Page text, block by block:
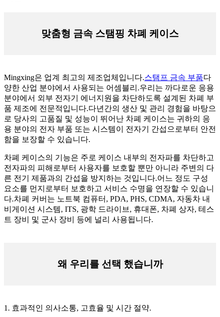
맞춤형 금속 스탬핑 차폐 케이스
Mingxing은 업계 최고의 제조업체입니다.스탬프 금속 부품다
양한 산업 분야에서 사용되는 어셈블리.우리는 까다로운 응용
분야에서 외부 전자기 에너지원을 차단하도록 설계된 차폐 부
품 제조에 전문적입니다.다년간의 생산 및 관리 경험을 바탕으
로 당사의 고품질 및 성능이 뛰어난 차폐 케이스는 귀하의 응
용 분야의 전자 부품 또는 시스템이 전자기 간섭으로부터 안전
함을 보장할 수 있습니다.
차폐 케이스의 기능은 주로 케이스 내부의 전자파를 차단하고
전자파의 피해로부터 사용자를 보호할 뿐만 아니라 주변의 다
른 전기 제품과의 간섭을 방지하는 것입니다.어느 정도 구성
요소를 먼지로부터 보호하고 서비스 수명을 연장할 수 있습니
다.차폐 커버는 노트북 컴퓨터, PDA, PHS, CDMA, 자동차 내
비게이션 시스템, ITS, 광학 드라이브, 휴대폰, 차폐 상자, 테스
트 장비 및 군사 장비 등에 널리 사용됩니다.
왜 우리를 선택 했습니까
1. 효과적인 의사소통, 고효율 및 시간 절약.